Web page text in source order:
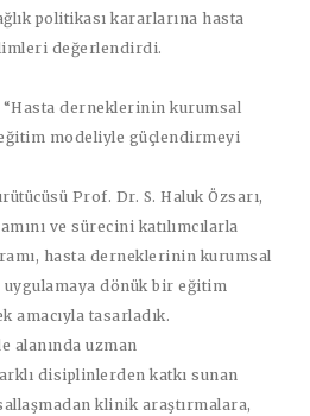
politikası kararlarına hasta
değerlendirdi.
“Hasta derneklerinin kurumsal
modeliyle güçlendirmeyi
Prof. Dr. S. Haluk Özsarı,
ve sürecini katılımcılarla
hasta derneklerinin kurumsal
dönük bir eğitim
amacıyla tasarladık.
alanında uzman
disiplinlerden katkı sunan
klinik araştırmalara,